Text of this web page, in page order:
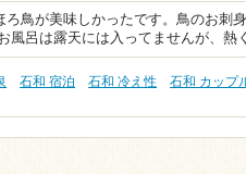
ろ鳥が美味しかったです。鳥のお刺
風呂は露天には入ってませんが、熱
石和 宿泊 石和 冷え性 石和 カップ